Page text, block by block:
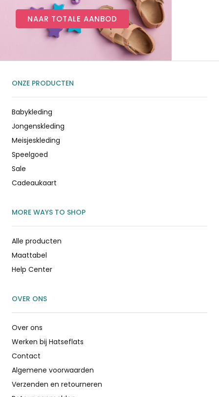
NAAR TOTALE AANBOD
ONZE PRODUCTEN
Babykleding
Jongenskleding
Meisjeskleding
Speelgoed
Sale
Cadeaukaart
MORE WAYS TO SHOP
Alle producten
Maattabel
Help Center
OVER ONS
Over ons
Werken bij Hatseflats
Contact
Algemene voorwaarden
Verzenden en retourneren